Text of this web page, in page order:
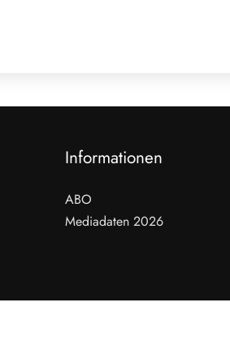
Informationen
ABO
Mediadaten 2026